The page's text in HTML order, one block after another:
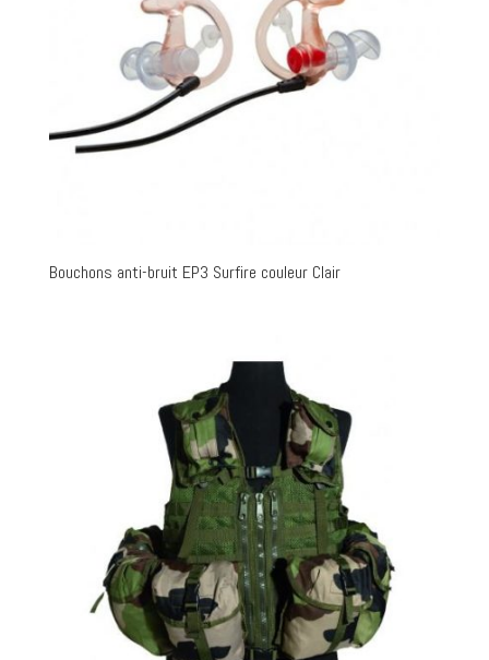
Bouchons anti-bruit EP3 Surfire couleur Clair